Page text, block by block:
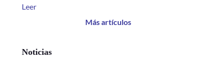
Leer
Más artículos
Noticias